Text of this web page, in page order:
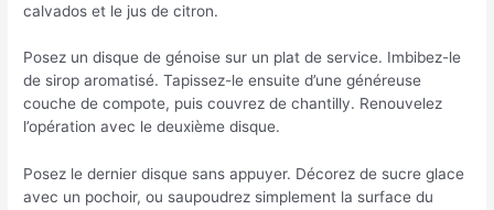
calvados et le jus de citron.
Posez un disque de génoise sur un plat de service. Imbibez-le
de sirop aromatisé. Tapissez-le ensuite d’une généreuse
couche de compote, puis couvrez de chantilly. Renouvelez
l’opération avec le deuxième disque.
Posez le dernier disque sans appuyer. Décorez de sucre glace
avec un pochoir, ou saupoudrez simplement la surface du